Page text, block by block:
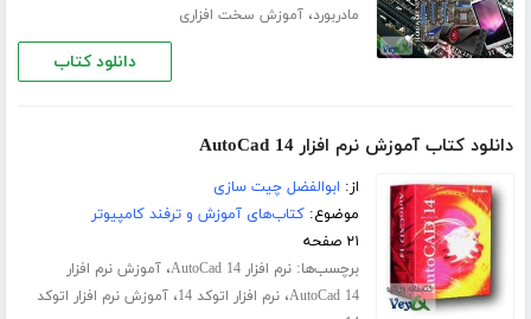
مادربورد،آموزش سخت افزاری
دانلود کتاب
دانلود کتاب آموزش نرم افزار AutoCad 14
از: ابوالفضل چیت سازی
موضوع:کتاب‌های آموزش و ترفند کامپیوتر
۲۱ صفحه
برچسب‌ها:نرم افزار AutoCad 14 ،آموزش نرم افزار
AutoCad 14،نرم افزار اتوکد 14 ،آموزش نرم افزار اتوکد